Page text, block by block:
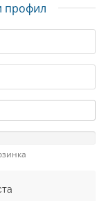
профил